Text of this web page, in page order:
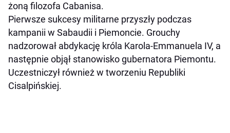
żoną filozofa Cabanisa.
Pierwsze sukcesy militarne przyszły podczas
kampanii w Sabaudii i Piemoncie. Grouchy
nadzorował abdykację króla Karola-Emmanuela IV, a
następnie objął stanowisko gubernatora Piemontu.
Uczestniczył również w tworzeniu Republiki
Cisalpińskiej.